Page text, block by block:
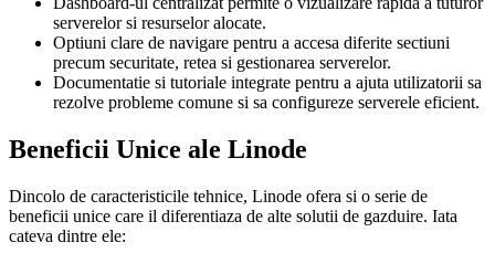
serverelor si resurselor alocate.
Optiuni clare de navigare pentru a accesa diferite sectiuni
precum securitate, retea si gestionarea serverelor.
Documentatie si tutoriale integrate pentru a ajuta utilizatorii sa
rezolve probleme comune si sa configureze serverele eficient.
Beneficii Unice ale Linode
Dincolo de caracteristicile tehnice, Linode ofera si o serie de
beneficii unice care il diferentiaza de alte solutii de gazduire. Iata
cateva dintre ele: